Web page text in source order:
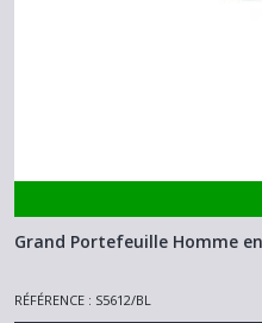
Grand Portefeuille Homme
RÉFÉRENCE : S5612/BL
résultats